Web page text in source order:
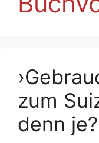
zum
denn je?